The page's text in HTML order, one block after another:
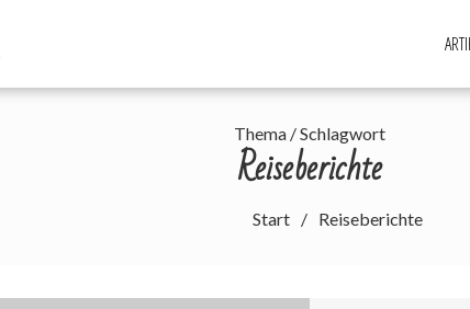
Thema / Schlagwort
Reiseberichte
Start Reiseberichte